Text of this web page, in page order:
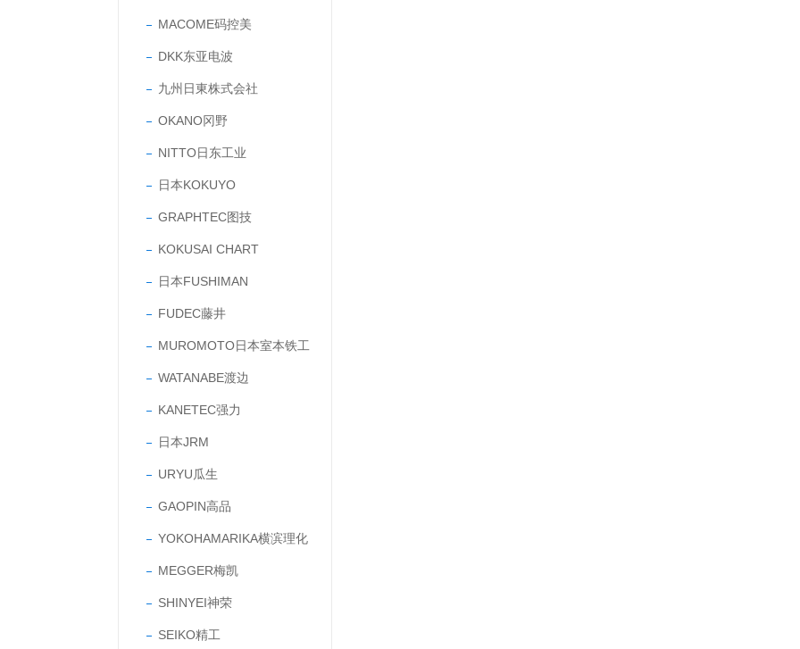
MACOME码控美
DKK东亚电波
九州日東株式会社
OKANO冈野
NITTO日东工业
日本KOKUYO
GRAPHTEC图技
KOKUSAI CHART
日本FUSHIMAN
FUDEC藤井
MUROMOTO日本室本铁工
WATANABE渡边
KANETEC强力
日本JRM
URYU瓜生
GAOPIN高品
YOKOHAMARIKA横滨理化
MEGGER梅凯
SHINYEI神荣
SEIKO精工